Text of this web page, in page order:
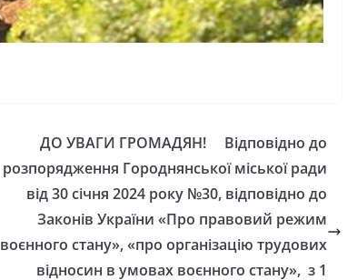
ДО УВАГИ ГРОМАДЯН! Відповідно до
розпорядження Городнянської міської ради
від 30 січня 2024 року №30, відповідно до
Законів України «Про правовий режим
воєнного стану», «про організацію трудових
відносин в умовах воєнного стану», з 1